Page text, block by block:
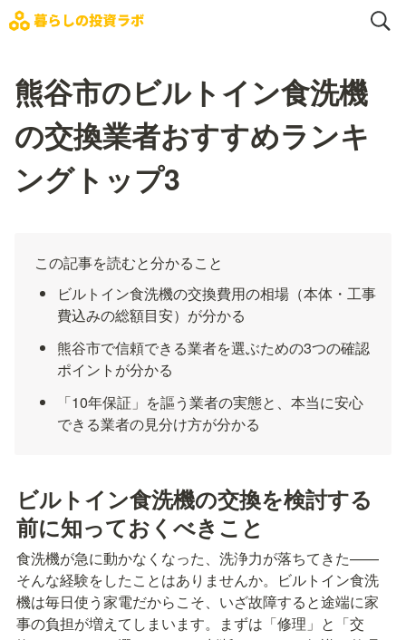
熊谷市のビルトイン食洗機
の交換業者おすすめランキ
ングトップ3
この記事を読むと分かること
ビルトイン食洗機の交換費用の相場（本体・工事
費込みの総額目安）が分かる
熊谷市で信頼できる業者を選ぶための3つの確認
ポイントが分かる
「10年保証」を謳う業者の実態と、本当に安心
できる業者の見分け方が分かる
ビルトイン食洗機の交換を検討する
前に知っておくべきこと
食洗機が急に動かなくなった、洗浄力が落ちてきた——
そんな経験をしたことはありませんか。ビルトイン食洗
機は毎日使う家電だからこそ、いざ故障すると途端に家
事の負担が増えてしまいます。まずは「修理」と「交